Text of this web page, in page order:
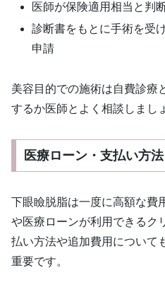
医師が保険適用相当と判
診断書をもとに手術を受
申請
美容目的での施術は自費診療
するか医師とよく相談しまし
医療ローン・支払い方
下眼瞼脱脂は一度に高額な費
や医療ローンが利用できるク
払い方法や追加費用について
重要です。